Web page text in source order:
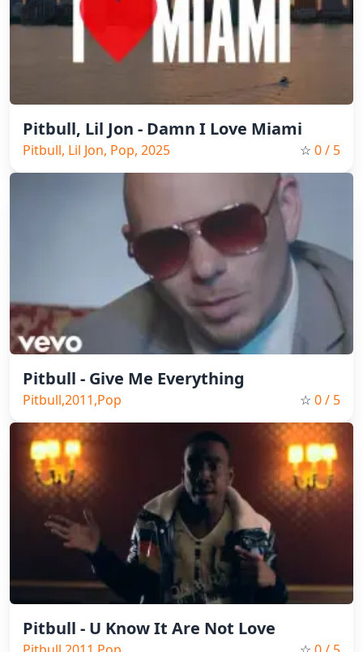
Pitbull, Lil Jon - Damn I Love Miami
Pitbull, Lil Jon, Pop, 2025 ☆ 0/ 5
Pitbull - Give Me Everything
Pitbull,2011,Pop ☆ 0/ 5
Pitbull - U Know It Are Not Love